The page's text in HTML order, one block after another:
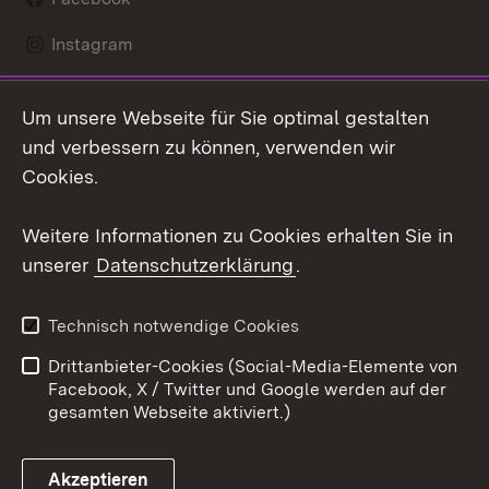
Instagram
Social Wall
Youtube
Kontakt
Datenschutz
Barrierefreiheit
Impressum Cookies
Um unsere Webseite für Sie optimal gestalten
und verbessern zu können, verwenden wir
Cookies.
Weitere Informationen zu Cookies erhalten Sie in
unserer Datenschutzerklärung.
Technisch notwendige Cookies
Drittanbieter-Cookies (Social-Media-Elemente von
Facebook, X / Twitter und Google werden auf der
gesamten Webseite aktiviert.)
Akzeptieren